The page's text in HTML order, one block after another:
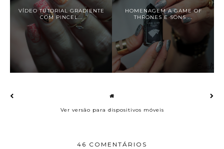
VÍDEO TUTORIAL GRADIENTE
COM PINCEL...
HOMENAGEM A GAME OF
THRONES E SONS ...
Ver versão para dispositivos móveis
46 COMENTÁRIOS